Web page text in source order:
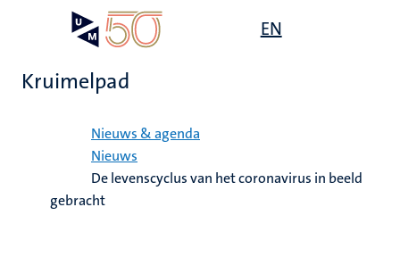
EN
Kruimelpad
Nieuws & agenda
Nieuws
De levenscyclus van het coronavirus in beeld
gebracht